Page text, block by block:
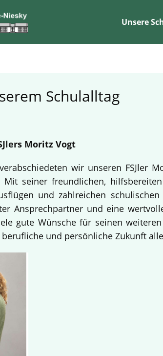
Unsere
Schulalltag
Moritz Vogt
wir unseren FSJler
Mit seiner freundlichen,
und zahlreichen
Ansprechpartner und eine
gute Wünsche für seinen
und persönliche Zukunft